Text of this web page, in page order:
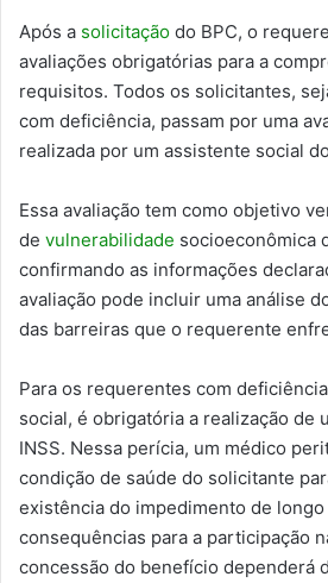
Após a solicitação do BPC, o
avaliações obrigatórias para a
requisitos. Todos os solicitantes,
com deficiência, passam por uma
realizada por um assistente social
Essa avaliação tem como objetivo
de vulnerabilidade socioeconômica
confirmando as informações
avaliação pode incluir uma análise
das barreiras que o requerente
Para os requerentes com
social, é obrigatória a realização de
INSS. Nessa perícia, um médico
condição de saúde do solicitante
existência do impedimento de longo
consequências para a participação
concessão do benefício dependerá